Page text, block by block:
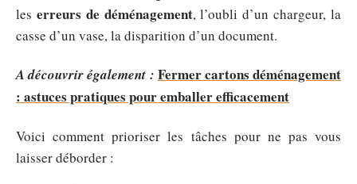
les erreurs de déménagement, l’oubli d’un chargeur, la
casse d’un vase, la disparition d’un document.
A découvrir également : Fermer cartons déménagement
: astuces pratiques pour emballer efficacement
Voici comment prioriser les tâches pour ne pas vous
laisser déborder :